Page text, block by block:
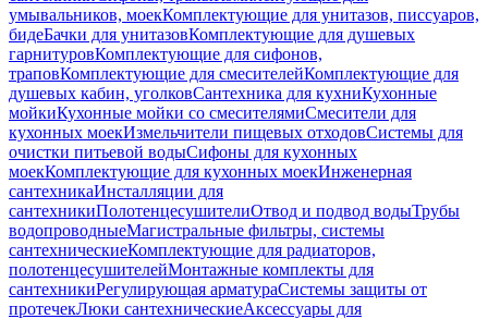
умывальников, моекКомплектующие для унитазов, писсуаров,
бидеБачки для унитазовКомплектующие для душевых
гарнитуровКомплектующие для сифонов,
траповКомплектующие для смесителейКомплектующие для
душевых кабин, уголковСантехника для кухниКухонные
мойкиКухонные мойки со смесителямиСмесители для
кухонных моекИзмельчители пищевых отходовСистемы для
очистки питьевой водыСифоны для кухонных
моекКомплектующие для кухонных моекИнженерная
сантехникаИнсталляции для
сантехникиПолотенцесушителиОтвод и подвод водыТрубы
водопроводныеМагистральные фильтры, системы
сантехническиеКомплектующие для радиаторов,
полотенцесушителейМонтажные комплекты для
сантехникиРегулирующая арматураСистемы защиты от
протечекЛюки сантехническиеАксессуары для